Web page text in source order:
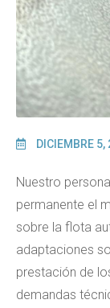
DICIEMBRE 5,
Nuestro
permanente el
sobre la flota
adaptaciones
prestación de
demandas